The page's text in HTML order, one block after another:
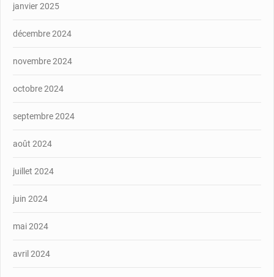
janvier 2025
décembre 2024
novembre 2024
octobre 2024
septembre 2024
août 2024
juillet 2024
juin 2024
mai 2024
avril 2024